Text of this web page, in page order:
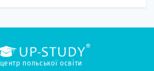
центр польської освіти